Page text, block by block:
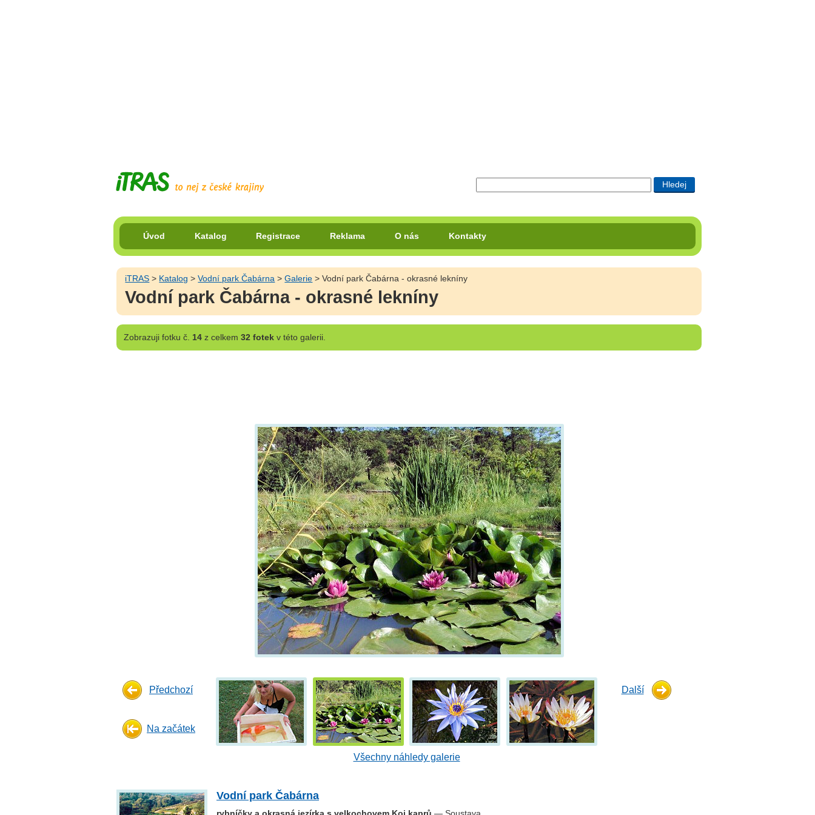
Úvod Katalog Registrace Reklama O nás Kontakty
iTRAS > Katalog >Vodní park Čabárna >Galerie > Vodní park Čabárna - okrasné lekníny
Vodní park Čabárna - okrasné lekníny
Zobrazujifotku č. 14z celkem 32 fotekv této galerii.
Předchozí
Na začátek
Všechny náhledy galerie
Další
Vodní park Čabárna